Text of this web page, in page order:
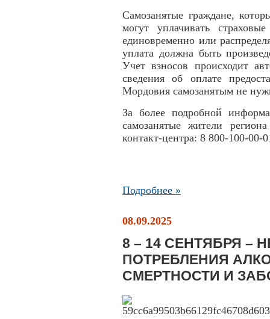
Самозанятые граждане,
могут уплачивать
единовременно или
уплата должна быть
Учет взносов происходит
сведения об оплате
Мордовия самозанятым не
За более подробной
самозанятые жители
контакт-центра: 8 800-100-00-
Подробнее »
08.09.2025
8 – 14 СЕНТЯБРЯ –
ПОТРЕБЛЕНИЯ
СМЕРТНОСТИ И